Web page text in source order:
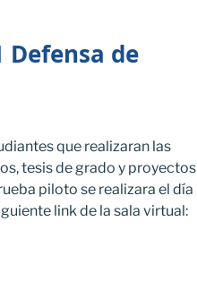
Defensa de
que realizaran las
tesis de grado y proyectos
piloto se realizara el día
link de la sala virtual: